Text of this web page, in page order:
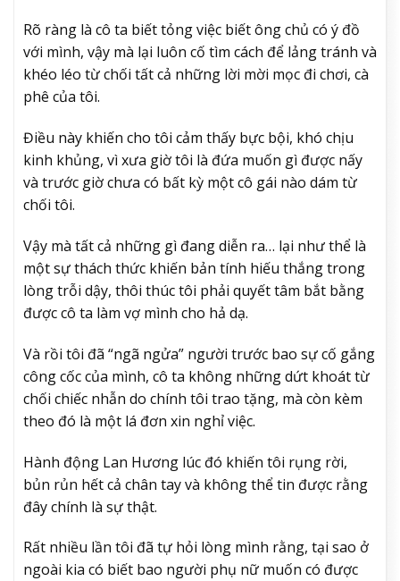
Rõ ràng là cô ta biết tỏng việc biết ông chủ có ý đồ
với mình, vậy mà lại luôn cố tìm cách để lảng tránh và
khéo léo từ chối tất cả những lời mời mọc đi chơi, cà
phê của tôi.
Điều này khiến cho tôi cảm thấy bực bội, khó chịu
kinh khủng, vì xưa giờ tôi là đứa muốn gì được nấy
và trước giờ chưa có bất kỳ một cô gái nào dám từ
chối tôi.
Vậy mà tất cả những gì đang diễn ra… lại như thể là
một sự thách thức khiến bản tính hiếu thắng trong
lòng trỗi dậy, thôi thúc tôi phải quyết tâm bắt bằng
được cô ta làm vợ mình cho hả dạ.
Và rồi tôi đã “ngã ngửa” người trước bao sự cố gắng
công cốc của mình, cô ta không những dứt khoát từ
chối chiếc nhẫn do chính tôi trao tặng, mà còn kèm
theo đó là một lá đơn xin nghỉ việc.
Hành động Lan Hương lúc đó khiến tôi rụng rời,
bủn rủn hết cả chân tay và không thể tin được rằng
đây chính là sự thật.
Rất nhiều lần tôi đã tự hỏi lòng mình rằng, tại sao ở
ngoài kia có biết bao người phụ nữ muốn có được